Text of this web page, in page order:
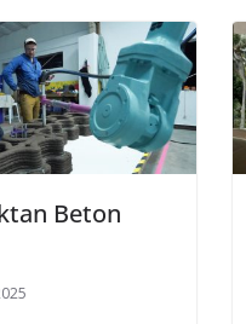
Beton